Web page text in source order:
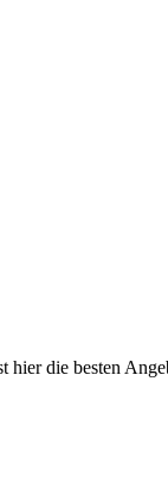
hier die besten